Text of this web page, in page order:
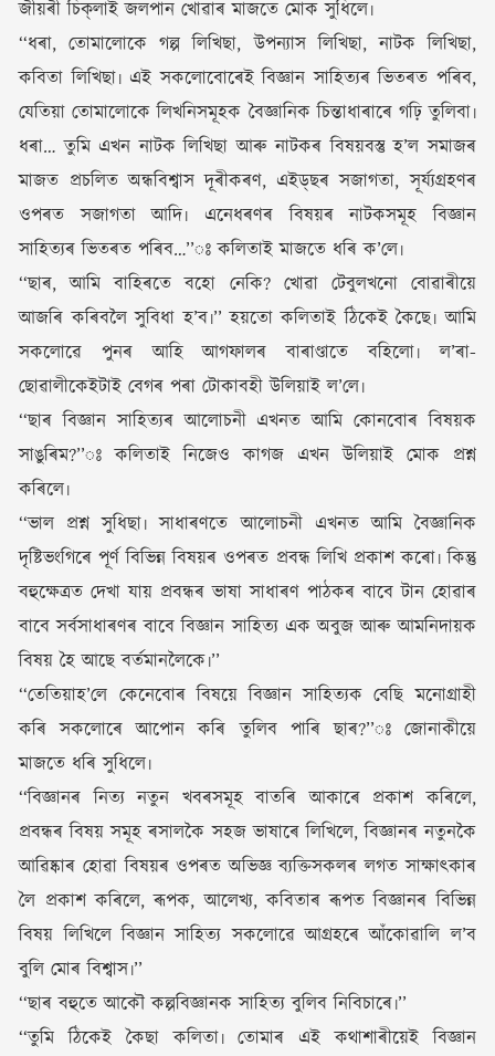
জীয়ৰী চিক্‌লাই জলপান খোৱাৰ মাজতে মোক সুধিলে৷
‘‘ধৰা, তোমালোকে গল্প লিখিছা, উপন্যাস লিখিছা, নাটক লিখিছা,
কবিতা লিখিছা৷ এই সকলোবোৰেই বিজ্ঞান সাহিত্যৰ ভিতৰত পৰিব,
যেতিয়া তোমালোকে লিখনিসমূহক বৈজ্ঞানিক চিন্তাধাৰাৰে গঢ়ি তুলিবা৷
ধৰা… তুমি এখন নাটক লিখিছা আৰু নাটকৰ বিষয়বস্তু হ’ল সমাজৰ
মাজত প্ৰচলিত অন্ধবিশ্বাস দূৰীকৰণ, এইড্‌ছৰ সজাগতা, সূৰ্য্যগ্ৰহণৰ
ওপৰত সজাগতা আদি৷ এনেধৰণৰ বিষয়ৰ নাটকসমূহ বিজ্ঞান
সাহিত্যৰ ভিতৰত পৰিব…’’ঃ কলিতাই মাজতে ধৰি ক’লে৷
‘‘ছাৰ, আমি বাহিৰতে বহো নেকি? খোৱা টেবুলখনো বোৱাৰীয়ে
আজৰি কৰিবলৈ সুবিধা হ’ব৷’’ হয়তো কলিতাই ঠিকেই কৈছে৷ আমি
সকলোৱে পুনৰ আহি আগফালৰ বাৰাণ্ডাতে বহিলো৷ ল’ৰা-
ছোৱালীকেইটাই বেগৰ পৰা টোকাবহী উলিয়াই ল’লে৷
‘‘ছাৰ বিজ্ঞান সাহিত্যৰ আলোচনী এখনত আমি কোনবোৰ বিষয়ক
সাঙুৰিম?’’ঃ কলিতাই নিজেও কাগজ এখন উলিয়াই মোক প্ৰশ্ন
কৰিলে৷
‘‘ভাল প্ৰশ্ন সুধিছা৷ সাধাৰণতে আলোচনী এখনত আমি বৈজ্ঞানিক
দৃষ্টিভংগিৰে পূৰ্ণ বিভিন্ন বিষয়ৰ ওপৰত প্ৰবন্ধ লিখি প্ৰকাশ কৰো৷ কিন্তু
বহুক্ষেত্ৰত দেখা যায় প্ৰবন্ধৰ ভাষা সাধাৰণ পাঠকৰ বাবে টান হোৱাৰ
বাবে সৰ্বসাধাৰণৰ বাবে বিজ্ঞান সাহিত্য এক অবুজ আৰু আমনিদায়ক
বিষয় হৈ আছে বৰ্তমানলৈকে৷’’
‘‘তেতিয়াহ’লে কেনেবোৰ বিষয়ে বিজ্ঞান সাহিত্যক বেছি মনোগ্ৰাহী
কৰি সকলোৰে আপোন কৰি তুলিব পাৰি ছাৰ?’’ঃ জোনাকীয়ে
মাজতে ধৰি সুধিলে৷
‘‘বিজ্ঞানৰ নিত্য নতুন খবৰসমূহ বাতৰি আকাৰে প্ৰকাশ কৰিলে,
প্ৰবন্ধৰ বিষয় সমূহ ৰসালকৈ সহজ ভাষাৰে লিখিলে, বিজ্ঞানৰ নতুনকৈ
আৱিষ্কাৰ হোৱা বিষয়ৰ ওপৰত অভিজ্ঞ ব্যক্তিসকলৰ লগত সাক্ষাৎকাৰ
লৈ প্ৰকাশ কৰিলে, ৰূপক, আলেখ্য, কবিতাৰ ৰূপত বিজ্ঞানৰ বিভিন্ন
বিষয় লিখিলে বিজ্ঞান সাহিত্য সকলোৱে আগ্ৰহৰে আঁকোৱালি ল’ব
বুলি মোৰ বিশ্বাস৷’’
‘‘ছাৰ বহুতে আকৌ কল্পবিজ্ঞানক সাহিত্য বুলিব নিবিচাৰে৷’’
‘‘তুমি ঠিকেই কৈছা কলিতা৷ তোমাৰ এই কথাশাৰীয়েই বিজ্ঞান